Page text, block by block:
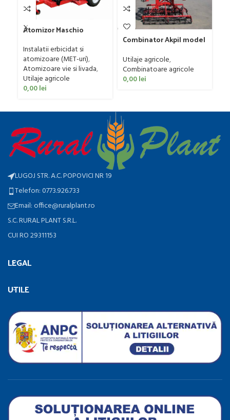
Atomizor Maschio
Avant 1000/800/121 E
Instalatii erbicidat si
atomizoare (MET-uri),
Atomizoare vie si livada,
Utilaje agricole
0,00lei
Combinator Akpil model
Utilaje agricole,
Combinatoare agricole
0,00lei
LUGOJ STR. A.C. POPOVICI NR 19
Telefon: 0773.926.733
Email: office@ruralplant.ro
S.C. RURAL PLANT S.R.L.
CUI RO 29311153
LEGAL
UTILE